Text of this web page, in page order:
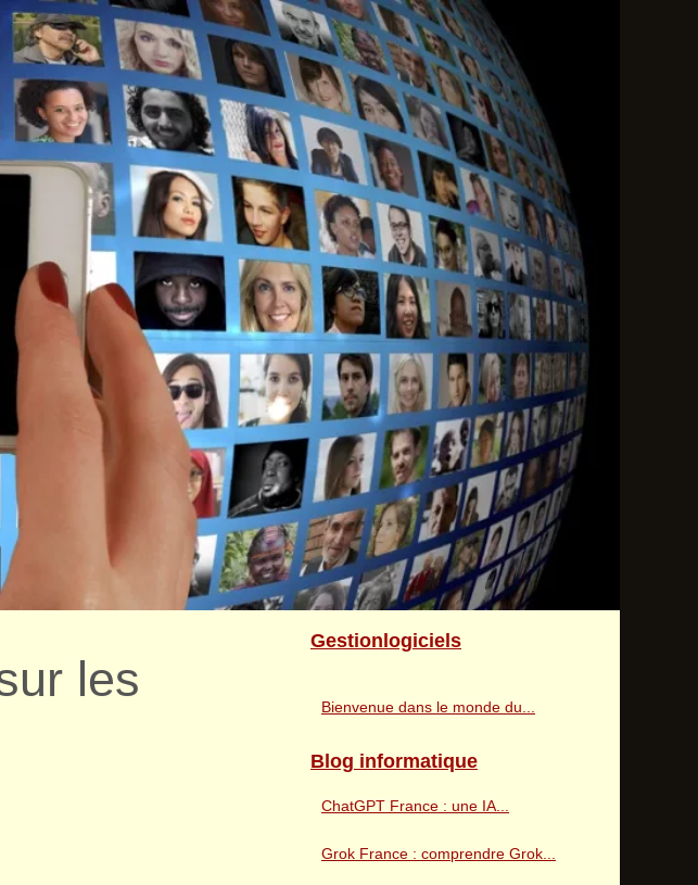
les
Gestionlogiciels
Bienvenue dans le monde du...
Blog informatique
ChatGPT France : une IA...
Grok France : comprendre Grok...